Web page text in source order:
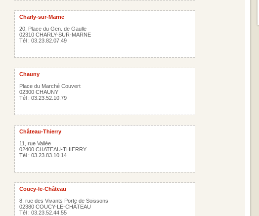
Charly-sur-Marne
20, Place du Gen. de Gaulle
02310 CHARLY-SUR-MARNE
Tél : 03.23.82.07.49
Chauny
Place du Marché Couvert
02300 CHAUNY
Tél : 03.23.52.10.79
Château-Thierry
11, rue Vallée
02400 CHATEAU-THIERRY
Tél : 03.23.83.10.14
Coucy-le-Château
8, rue des Vivants Porte de Soissons
02380 COUCY-LE-CHÂTEAU
Tél : 03.23.52.44.55